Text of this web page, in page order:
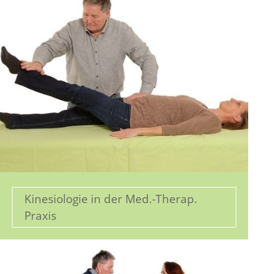
Kinesiologie in der Med.-Therap.
Praxis